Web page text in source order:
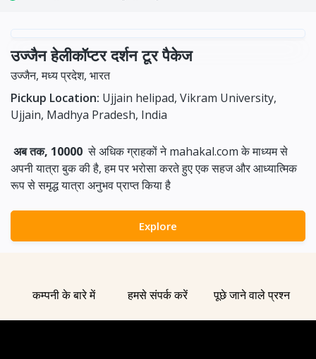
उज्जैन हेलीकॉप्टर दर्शन टूर पैकेज
उज्जैन, मध्य प्रदेश, भारत
Pickup Location: Ujjain helipad, Vikram University,
Ujjain, Madhya Pradesh, India
अब तक, 10000 से अधिक ग्राहकों ने mahakal.com के माध्यम से
अपनी यात्रा बुक की है, हम पर भरोसा करते हुए एक सहज और आध्यात्मिक
रूप से समृद्ध यात्रा अनुभव प्राप्त किया है
Explore
कम्पनी के बारे में हमसे संपर्क करें पूछे जाने वाले प्रश्न